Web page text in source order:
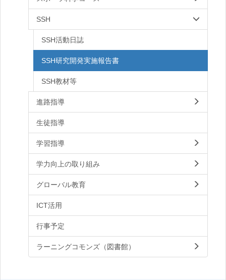
SSH
SSH活動日誌
SSH研究開発実施報告書
SSH教材等
進路指導
生徒指導
学習指導
学力向上の取り組み
グローバル教育
ICT活用
行事予定
ラーニングコモンズ（図書館）